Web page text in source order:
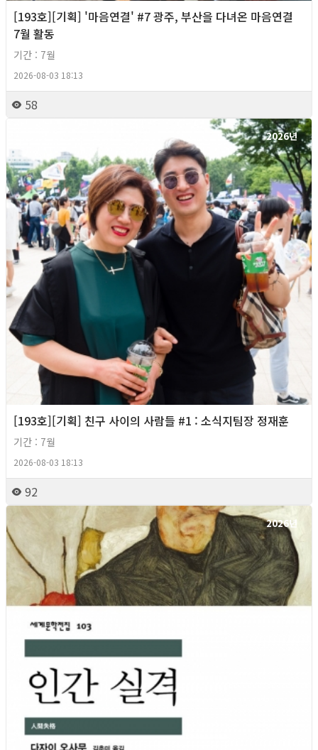
[193호][기획] '마음연결' #7 광주, 부산을 다녀온 마음연결
7월 활동
기간 : 7월
2026-08-03 18:13
58
2026년
[193호][기획] 친구 사이의 사람들 #1 : 소식지팀장 정재훈
기간 : 7월
2026-08-03 18:13
92
2026년